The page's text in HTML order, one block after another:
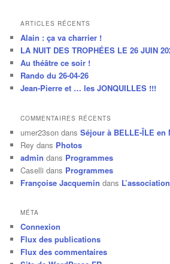
ARTICLES RÉCENTS
Alain : ça va charrier !
LA NUIT DES TROPHÉES LE 26 JUIN
Au théâtre ce soir !
Rando du 26-04-26
Jean-Pierre et … les JONQUILLES !!!
COMMENTAIRES RÉCENTS
umer23son dansSéjour à BELLE-ÎLE en
Rey dans Photos
admin dans Programmes
Caselli dans Programmes
Françoise Jacquemin dans L’association
MÉTA
Connexion
Flux des publications
Flux des commentaires